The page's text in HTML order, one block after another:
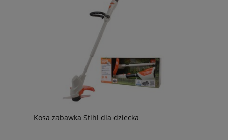
Kosa zabawka Stihl dla dziecka